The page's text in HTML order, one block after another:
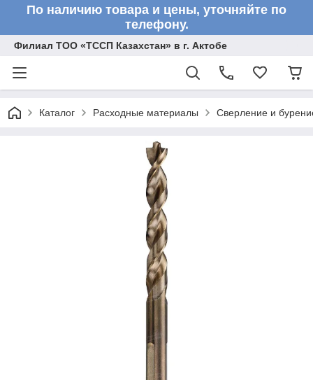
По наличию товара и цены, уточняйте по
телефону.
Филиал ТОО «ТССП Казахстан» в г. Актобе
Каталог Расходные материалы Сверление и